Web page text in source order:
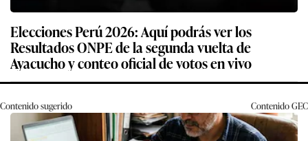
Elecciones Perú 2026: Aquí podrás ver los
Resultados ONPE de la segunda vuelta de
Ayacucho y conteo oficial de votos en vivo
Contenido sugerido ContenidoGEC